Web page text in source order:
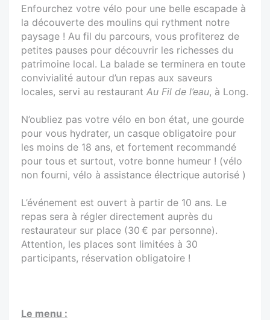
Enfourchez votre vélo pour une belle escapade à
la découverte des moulins qui rythment notre
paysage ! Au fil du parcours, vous profiterez de
petites pauses pour découvrir les richesses du
patrimoine local. La balade se terminera en toute
convivialité autour d’un repas aux saveurs
locales, servi au restaurant Au Fil de l’eau, à Long.
N’oubliez pas votre vélo en bon état, une gourde
pour vous hydrater, un casque obligatoire pour
les moins de 18 ans, et fortement recommandé
pour tous et surtout, votre bonne humeur ! (vélo
non fourni, vélo à assistance électrique autorisé )
L’événement est ouvert à partir de 10 ans. Le
repas sera à régler directement auprès du
restaurateur sur place (30 € par personne).
Attention, les places sont limitées à 30
participants, réservation obligatoire !
Le menu :